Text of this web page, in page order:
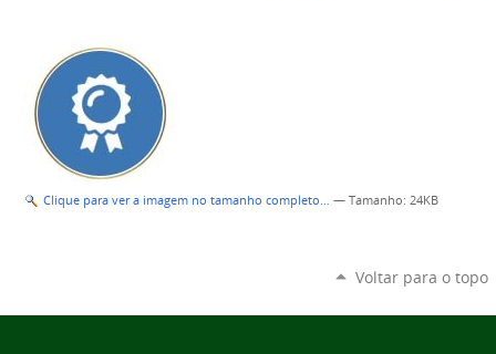
Clique para ver a imagem no tamanho completo… — Tamanho: 24KB
Voltar para o topo